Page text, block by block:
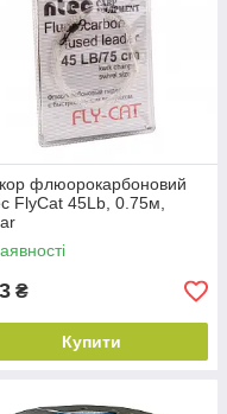
флюорокарбоновий
FlyCat 45Lb, 0.75м,
₴
Купити